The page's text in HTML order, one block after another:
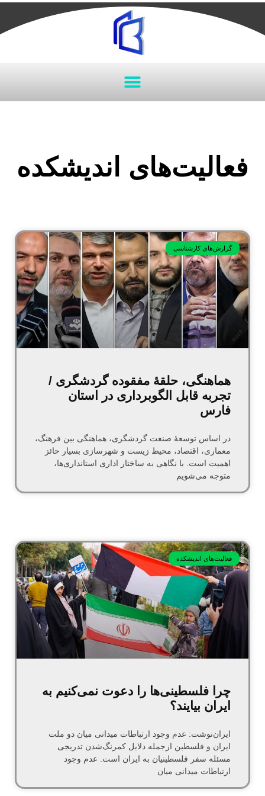
فعالیت‌های اندیشکده
گزارش‌های کارشناسی
هماهنگی، حلقهٔ مفقوده گردشگری /
تجربه قابل الگوبرداری در استان
فارس
در اساس توسعهٔ صنعت گردشگری، هماهنگی بین فرهنگ،
معماری، اقتصاد، محیط زیست و شهرسازی بسیار حائز
اهمیت است. با نگاهی به ساختار اداری استانداری‌ها،
متوجه می‌شویم
فعالیت‌های اندیشکده
چرا فلسطینی‌ها را دعوت نمی‌کنیم به
ایران بیایند؟
ایران‌نوشت: عدم وجود ارتباطات میدانی میان دو ملت
ایران و فلسطین ازجمله دلایل کمرنگ‌شدن تدریجی
مسئله سفر فلسطینیان به ایران است. عدم وجود
ارتباطات‌ میدانی میان